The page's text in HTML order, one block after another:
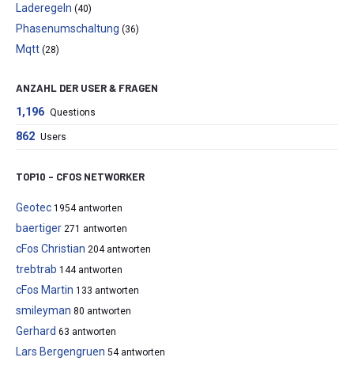
Laderegeln (40)
Phasenumschaltung (36)
Mqtt (28)
ANZAHL DER USER & FRAGEN
1,196 Questions
862 Users
TOP10 – CFOS NETWORKER
Geotec 1954 antworten
baertiger 271 antworten
cFos Christian 204 antworten
trebtrab 144 antworten
cFos Martin 133 antworten
smileyman 80 antworten
Gerhard 63 antworten
Lars Bergengruen 54 antworten